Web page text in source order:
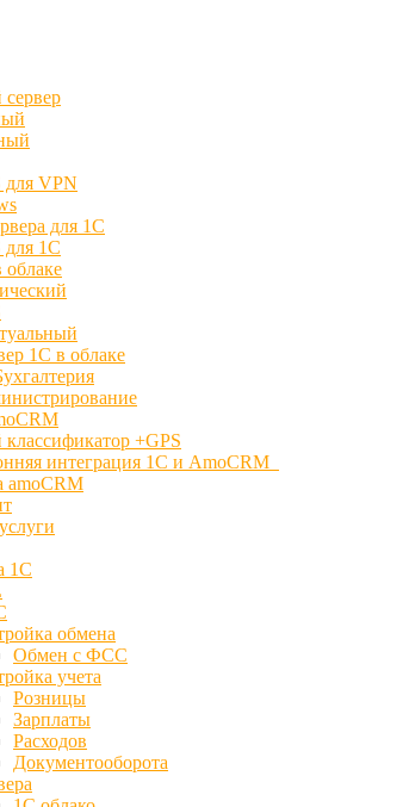
для VPN
для 1С
для 1С
облаке
1С в облаке
+GPS
интеграция 1С и AmoCRM
amoCRM
1С
обмена
Обмен с ФСС
учета
Розницы
Зарплаты
Расходов
Документооборота